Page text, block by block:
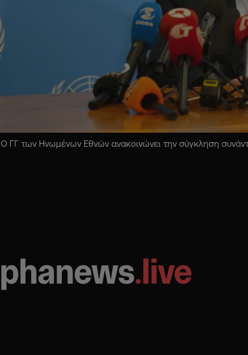
Ο ΓΓ των Ηνωμένων Εθνών ανακοινώνει την σύγκληση